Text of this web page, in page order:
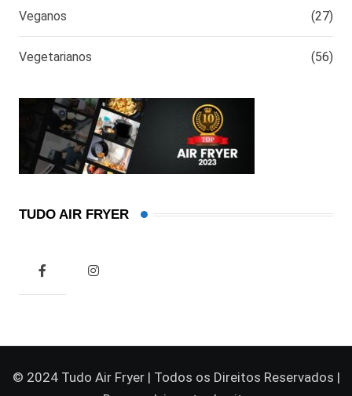
Veganos (27)
Vegetarianos (56)
TUDO AIR FRYER
© 2024 Tudo Air Fryer | Todos os Direitos Reservados |